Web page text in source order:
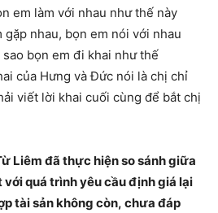
em làm với nhau như thế này
gặp nhau, bọn em nói với nhau
bọn em đi khai như thế
của Hưng và Đức nói là chị chỉ
viết lời khai cuối cùng để bắt chị
Liêm đã thực hiện so sánh giữa
quá trình yêu cầu định giá lại
tài sản không còn, chưa đáp